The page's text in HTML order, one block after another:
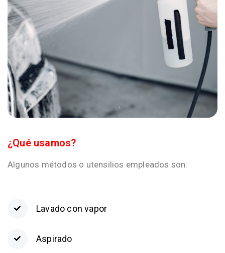
¿Qué usamos?
Algunos métodos o utensilios empleados son:
Lavado con vapor
Aspirado